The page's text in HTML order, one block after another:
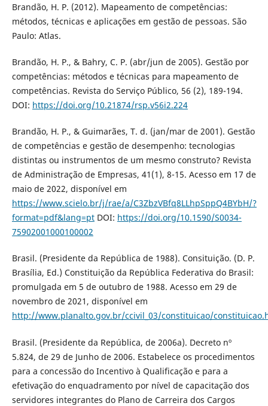
Brandão, H. P. (2012). Mapeamento de competências:
métodos, técnicas e aplicações em gestão de pessoas. São
Paulo: Atlas.
Brandão, H. P., & Bahry, C. P. (abr/jun de 2005). Gestão por
competências: métodos e técnicas para mapeamento de
competências. Revista do Serviço Público, 56 (2), 189-194.
DOI: https://doi.org/10.21874/rsp.v56i2.224
Brandão, H. P., & Guimarães, T. d. (jan/mar de 2001). Gestão
de competências e gestão de desempenho: tecnologias
distintas ou instrumentos de um mesmo construto? Revista
de Administração de Empresas, 41(1), 8-15. Acesso em 17 de
maio de 2022, disponível em
https://www.scielo.br/j/rae/a/C3ZbzVBfq8LLhpSppQ4BYbH/?
format=pdf&lang=ptDOI: https://doi.org/10.1590/S0034-
75902001000100002
Brasil. (Presidente da República de 1988). Consituição. (D. P.
Brasília, Ed.) Constituição da República Federativa do Brasil:
promulgada em 5 de outubro de 1988. Acesso em 29 de
novembro de 2021, disponível em
http://www.planalto.gov.br/ccivil_03/constituicao/
Brasil. (Presidente da República, de 2006a). Decreto nº
5.824, de 29 de Junho de 2006. Estabelece os procedimentos
para a concessão do Incentivo à Qualificação e para a
efetivação do enquadramento por nível de capacitação dos
servidores integrantes do Plano de Carreira dos Cargos